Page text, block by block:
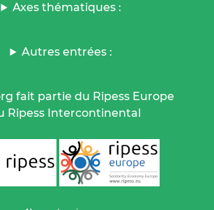
Axes thématiques :
Autres entrées :
fait partie du Ripess Europe
Ripess Intercontinental